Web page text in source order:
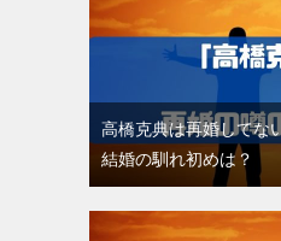
高橋克典は再婚してな
結婚の馴れ初めは？